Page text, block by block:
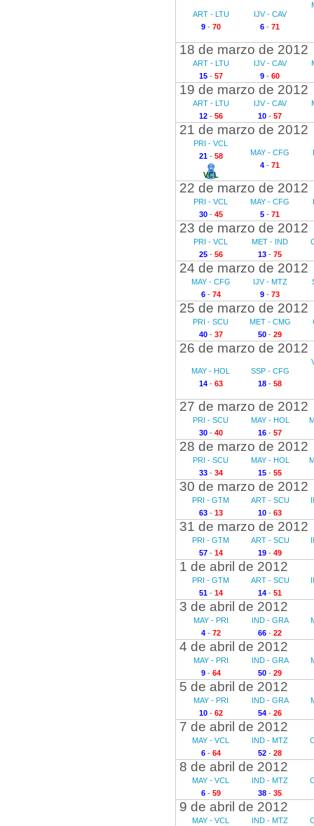
ART - LTU
9- 70
IJV - CAV
6 - 71
18 de marzo de 2012
ART - LTU
15- 57
IJV - CAV
9 - 60
19 de marzo de 2012
ART - LTU
12- 56
IJV - CAV
10 - 57
21 de marzo de 2012
PRI - VCL
21- 58
VCL
MAY - CFG
4 - 71
22 de marzo de 2012
PRI - VCL
30- 45
MAY - CFG
5 - 71
23 de marzo de 2012
PRI - VCL
25- 56
MET - IND
13 - 75
24 de marzo de 2012
MAY - CFG
6- 74
IJV - MTZ
9 - 73
25 de marzo de 2012
PRI - SCU
40- 37
MET - CMG
50 - 29
26 de marzo de 2012
MAY - HOL
14- 63
SSP - CFG
18 - 58
27 de marzo de 2012
PRI - SCU
30- 40
MAY - HOL
16 - 57
28 de marzo de 2012
PRI - SCU
33- 34
MAY - HOL
15 - 55
30 de marzo de 2012
PRI - GTM
63- 13
ART - SCU
10 - 63
31 de marzo de 2012
PRI - GTM
57- 14
ART - SCU
19 - 49
1 de abril de 2012
PRI - GTM
51- 14
ART - SCU
14 - 51
3 de abril de 2012
MAY - PRI
4- 72
IND - GRA
66 - 22
4 de abril de 2012
MAY - PRI
9- 64
IND - GRA
50 - 29
5 de abril de 2012
MAY - PRI
10- 62
IND - GRA
54 - 26
7 de abril de 2012
MAY - VCL
6- 64
IND - MTZ
52 - 28
8 de abril de 2012
MAY - VCL
6- 59
IND - MTZ
38 - 35
9 de abril de 2012
MAY - VCL IND - MTZ